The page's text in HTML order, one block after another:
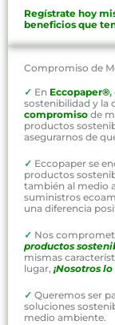
Regístrate hoy
beneficios que
Compromiso de
✓ En Eccopaper®,
sostenibilidad y la
compromiso de
productos
asegurarnos de
✓ Eccopaper se
productos
también al medio
suministros
una diferencia
✓ Nos
productos
mismas
lugar, ¡Nosotros
✓ Queremos ser
soluciones
medio ambiente.